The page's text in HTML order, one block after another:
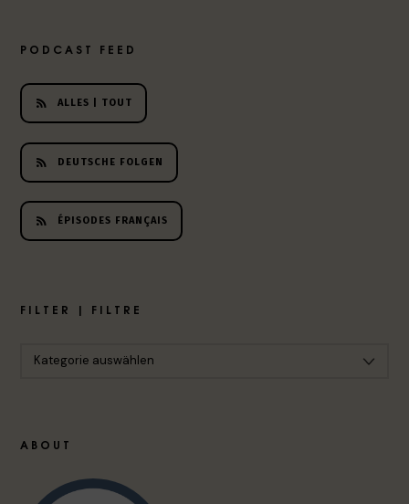
PODCAST FEED
ALLES | TOUT
DEUTSCHE FOLGEN
ÉPISODES FRANÇAIS
FILTER | FILTRE
ABOUT